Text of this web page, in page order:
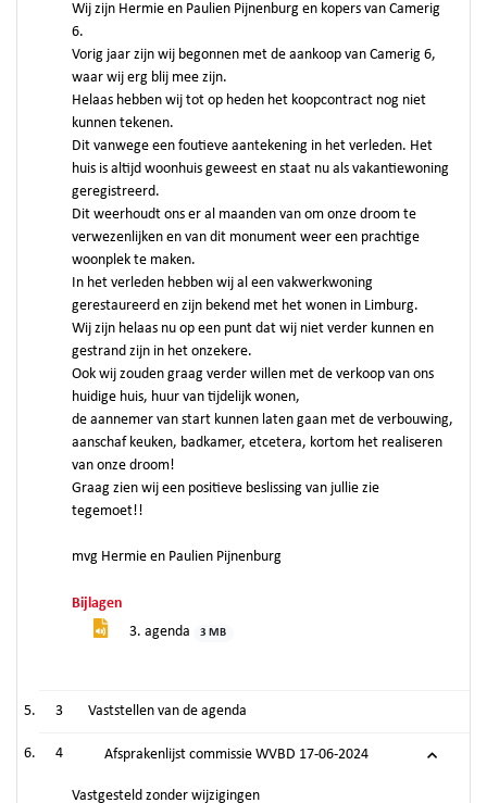
Wij zijn Hermie en Paulien Pijnenburg en kopers van Camerig
6.
Vorig jaar zijn wij begonnen met de aankoop van Camerig 6,
waar wij erg blij mee zijn.
Helaas hebben wij tot op heden het koopcontract nog niet
kunnen tekenen.
Dit vanwege een foutieve aantekening in het verleden. Het
huis is altijd woonhuis geweest en staat nu als vakantiewoning
geregistreerd.
Dit weerhoudt ons er al maanden van om onze droom te
verwezenlijken en van dit monument weer een prachtige
woonplek te maken.
In het verleden hebben wij al een vakwerkwoning
gerestaureerd en zijn bekend met het wonen in Limburg.
Wij zijn helaas nu op een punt dat wij niet verder kunnen en
gestrand zijn in het onzekere.
Ook wij zouden graag verder willen met de verkoop van ons
huidige huis, huur van tijdelijk wonen,
de aannemer van start kunnen laten gaan met de verbouwing,
aanschaf keuken, badkamer, etcetera, kortom het realiseren
van onze droom!
Graag zien wij een positieve beslissing van jullie zie
tegemoet!!
mvg Hermie en Paulien Pijnenburg
Bijlagen
3. agenda
3 MB
3 Vaststellen van de agenda
4 Afsprakenlijst commissie WVBD 17-06-2024
Vastgesteld zonder wijzigingen